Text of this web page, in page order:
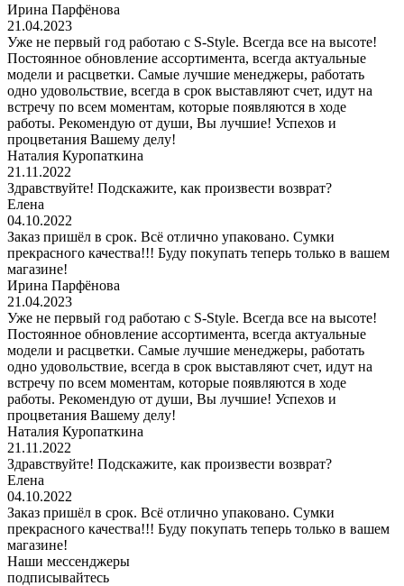
Ирина Парфёнова
21.04.2023
Уже не первый год работаю с S-Style. Всегда все на высоте!
Постоянное обновление ассортимента, всегда актуальные
модели и расцветки. Самые лучшие менеджеры, работать
одно удовольствие, всегда в срок выставляют счет, идут на
встречу по всем моментам, которые появляются в ходе
работы. Рекомендую от души, Вы лучшие! Успехов и
процветания Вашему делу!
Наталия Куропаткина
21.11.2022
Здравствуйте! Подскажите, как произвести возврат?
Елена
04.10.2022
Заказ пришёл в срок. Всё отлично упаковано. Сумки
прекрасного качества!!! Буду покупать теперь только в вашем
магазине!
Ирина Парфёнова
21.04.2023
Уже не первый год работаю с S-Style. Всегда все на высоте!
Постоянное обновление ассортимента, всегда актуальные
модели и расцветки. Самые лучшие менеджеры, работать
одно удовольствие, всегда в срок выставляют счет, идут на
встречу по всем моментам, которые появляются в ходе
работы. Рекомендую от души, Вы лучшие! Успехов и
процветания Вашему делу!
Наталия Куропаткина
21.11.2022
Здравствуйте! Подскажите, как произвести возврат?
Елена
04.10.2022
Заказ пришёл в срок. Всё отлично упаковано. Сумки
прекрасного качества!!! Буду покупать теперь только в вашем
магазине!
Наши мессенджеры
подписывайтесь